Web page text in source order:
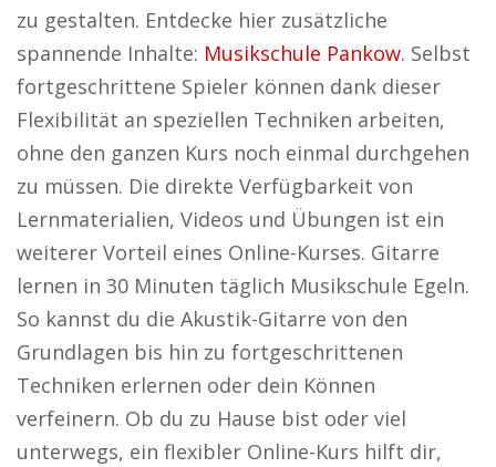
zu gestalten. Entdecke hier zusätzliche
spannende Inhalte: Musikschule Pankow. Selbst
fortgeschrittene Spieler können dank dieser
Flexibilität an speziellen Techniken arbeiten,
ohne den ganzen Kurs noch einmal durchgehen
zu müssen. Die direkte Verfügbarkeit von
Lernmaterialien, Videos und Übungen ist ein
weiterer Vorteil eines Online-Kurses. Gitarre
lernen in 30 Minuten täglich Musikschule Egeln.
So kannst du die Akustik-Gitarre von den
Grundlagen bis hin zu fortgeschrittenen
Techniken erlernen oder dein Können
verfeinern. Ob du zu Hause bist oder viel
unterwegs, ein flexibler Online-Kurs hilft dir,